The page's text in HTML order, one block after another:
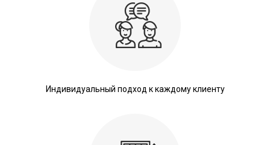
Индивидуальный подход к каждому клиенту